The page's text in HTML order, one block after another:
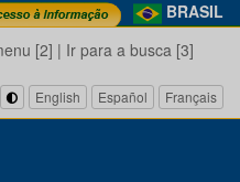
BRASIL
[2] | Ir para a busca [3]
English Español Français